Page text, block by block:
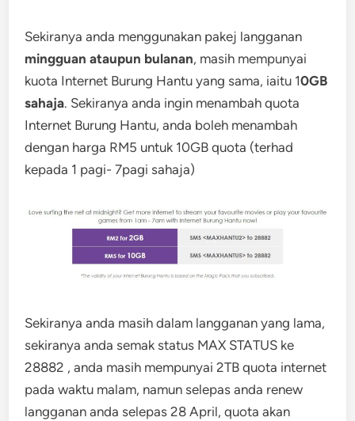
Sekiranya anda menggunakan pakej langganan
mingguan ataupun bulanan, masih mempunyai
kuota Internet Burung Hantu yang sama, iaitu 10GB
sahaja. Sekiranya anda ingin menambah quota
Internet Burung Hantu, anda boleh menambah
dengan harga RM5 untuk 10GB quota (terhad
kepada 1 pagi- 7pagi sahaja)
Sekiranya anda masih dalam langganan yang lama,
sekiranya anda semak status MAX STATUS ke
28882 , anda masih mempunyai 2TB quota internet
pada waktu malam, namun selepas anda renew
langganan anda selepas 28 April, quota akan